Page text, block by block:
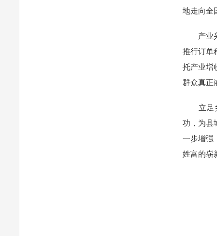
地走向全
产业兴
推行订单
托产业增
群众真正
立足乡
功，为县
一步增强
姓富的崭